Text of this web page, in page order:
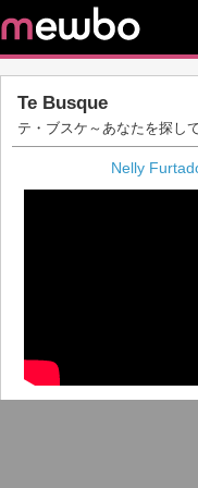
Te Busque
テ・ブスケ～あなたを探し
Nelly